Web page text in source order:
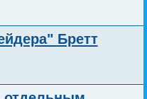
Бретт